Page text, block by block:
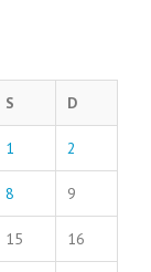
S D
1 2
8 9
15 16